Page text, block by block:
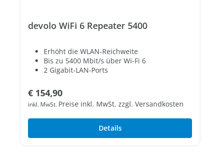
devolo WiFi 6 Repeater 5400
Erhöht die WLAN-Reichweite
Bis zu 5400 Mbit/s über Wi-Fi 6
2 Gigabit-LAN-Ports
Regulärer Preis:
€ 154,90
inkl. MwSt. Preise inkl. MwSt. zzgl. Versandkosten
Details